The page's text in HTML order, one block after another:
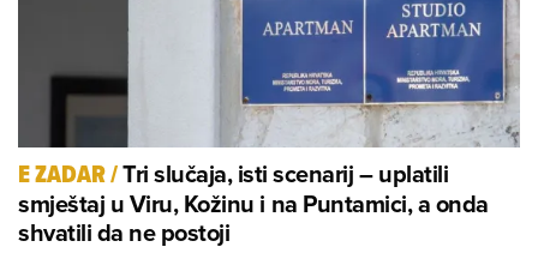
E ZADAR/Tri slučaja, isti scenarij – uplatili
smještaj u Viru, Kožinu i na Puntamici, a onda
shvatili da ne postoji